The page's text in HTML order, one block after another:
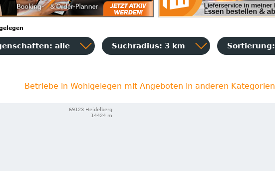
alle Suchradius: 3 km Sortierung:
Betriebe in Wohlgelegen mit Angeboten in anderen Kategorien
69123 Heidelberg
14424 m